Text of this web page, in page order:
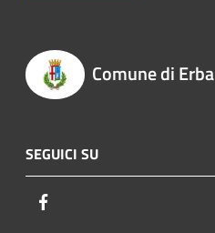
Comune di Erba
SEGUICI SU